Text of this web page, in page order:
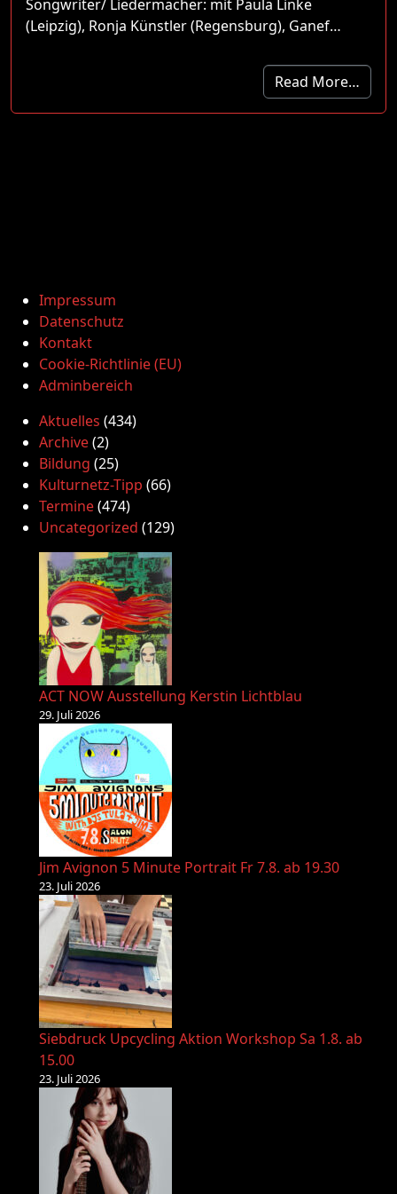
Songwriter/ Liedermacher: mit Paula Linke
(Leipzig), Ronja Künstler (Regensburg), Ganef…
Read More…
Impressum
Datenschutz
Kontakt
Cookie-Richtlinie (EU)
Adminbereich
Aktuelles (434)
Archive(2)
Bildung (25)
Kulturnetz-Tipp (66)
Termine(474)
Uncategorized (129)
ACT NOW Ausstellung Kerstin Lichtblau
29. Juli 2026
Jim Avignon 5 Minute Portrait Fr 7.8. ab 19.30
23. Juli 2026
Siebdruck Upcycling Aktion Workshop Sa 1.8. ab
15.00
23. Juli 2026